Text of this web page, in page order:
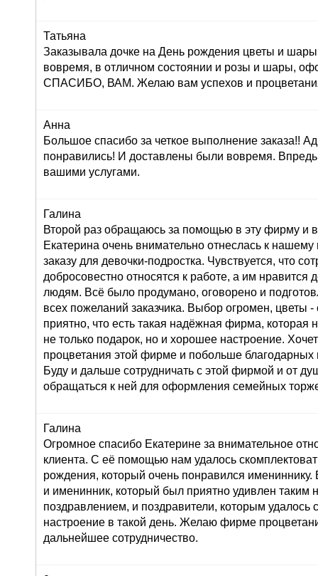
Татьяна
Заказывала дочке на День рождения цветы и
вовремя, в отличном состоянии и розы и шары,
СПАСИБО, ВАМ. Желаю вам успехов и
Анна
Большое спасибо за четкое выполнение заказа!!
понравились! И доставлены были вовремя. Впредь
вашими услугами.
Галина
Второй раз обращаюсь за помощью в эту фирму и
Екатерина очень внимательно отнеслась к
заказу для девочки-подростка. Чувствуется, что
добросовестно относятся к работе, а им нравится
людям. Всё было продумано, оговорено и
всех пожеланий заказчика. Выбор огромен, цветы
приятно, что есть такая надёжная фирма, которая
не только подарок, но и хорошее настроение.
процветания этой фирме и побольше благодарных
Буду и дальше сотрудничать с этой фирмой и от
обращаться к ней для оформления семейных
Галина
Огромное спасибо Екатерине за внимательное
клиента. С её помощью нам удалось
рождения, который очень понравился имениннику.
и именинник, который был приятно удивлен таким
поздравлением, и поздравители, которым удалось
настроение в такой день. Желаю фирме
дальнейшее сотрудничество.